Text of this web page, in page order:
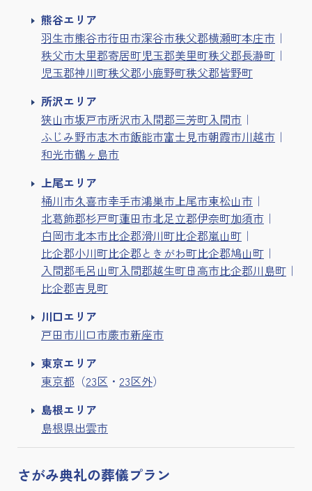
熊谷エリア
羽生市熊谷市行田市深谷市秩父郡横瀬町本庄市
秩父市大里郡寄居町児玉郡美里町秩父郡長瀞町
児玉郡神川町秩父郡小鹿野町秩父郡皆野町
所沢エリア
狭山市坂戸市所沢市入間郡三芳町入間市
ふじみ野市志木市飯能市富士見市朝霞市川越市
和光市鶴ヶ島市
上尾エリア
桶川市久喜市幸手市鴻巣市上尾市東松山市
北葛飾郡杉戸町蓮田市北足立郡伊奈町加須市
白岡市北本市比企郡滑川町比企郡嵐山町
比企郡小川町比企郡ときがわ町比企郡鳩山町
入間郡毛呂山町入間郡越生町日高市比企郡川島町
比企郡吉見町
川口エリア
戸田市川口市蕨市新座市
東京エリア
東京都 （23区 ・ 23区外）
島根エリア
島根県出雲市
さがみ典礼の葬儀プラン